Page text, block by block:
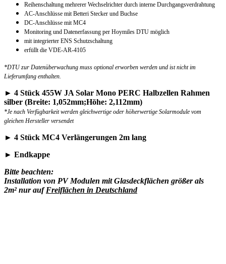
Reihenschaltung mehrerer Wechselrichter durch interne Durchgangsverdrahtung
AC-Anschlüsse mit Betteri Stecker und Buchse
DC-Anschlüsse mit MC4
Monitoring und Datenerfassung per Hoymiles DTU möglich
mit integrierter ENS Schutzschaltung
erfüllt die VDE-AR-4105
*DTU zur Datenüberwachung muss optional erworben werden und ist nicht im
Lieferumfang enthalten.
► 4 Stück 455W JA Solar Mono PERC Halbzellen Rahmen
silber (Breite: 1,052mm;Höhe: 2,112mm)
*Je nach Verfügbarkeit werden gleichwertige oder höherwertige Solarmodule vom
gleichen Hersteller versendet
► 4 Stück MC4 Verlängerungen 2m lang
► Endkappe
Bitte beachten:
Installation von PV Modulen mit Glasdeckflächen größer als
2m² nur aufFreiflächen in Deutschland